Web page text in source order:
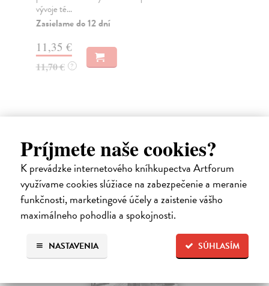
Príjmete naše cookies?
K prevádzke internetového kníhkupectva Artforum
využívame cookies slúžiace na zabezpečenie a meranie
funkčnosti, marketingové účely a zaistenie vášho
maximálneho pohodlia a spokojnosti.
SÚHLASÍM
NASTAVENIA
vývoje té...
Zasielame do 12 dní
11,35 €
11,70 € ?
na sklade
novinka